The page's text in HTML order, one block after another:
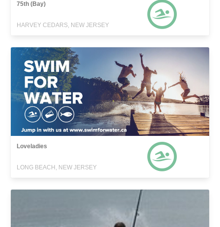
75th (Bay)
HARVEY CEDARS, NEW JERSEY
Loveladies
LONG BEACH, NEW JERSEY